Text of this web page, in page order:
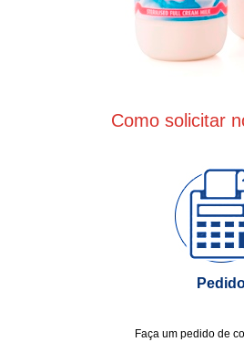
Como solicitar
Faça um pedido de